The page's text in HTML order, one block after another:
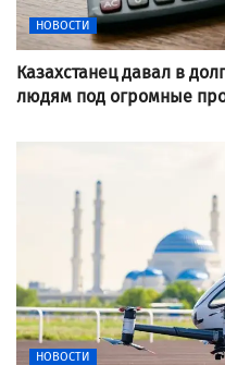
НОВОСТИ
Казахстанец давал в
людям под огромные
НОВОСТИ